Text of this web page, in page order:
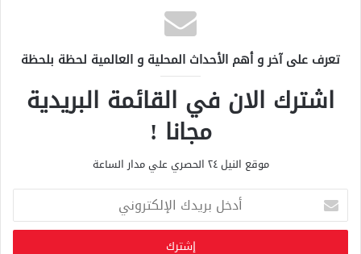
تعرف على آخر و أهم الأحداث المحلية و العالمية لحظة بلحظة
اشترك الان في القائمة البريدية
مجانا !
موقع النيل ٢٤ الحصري علي مدار الساعة
خ